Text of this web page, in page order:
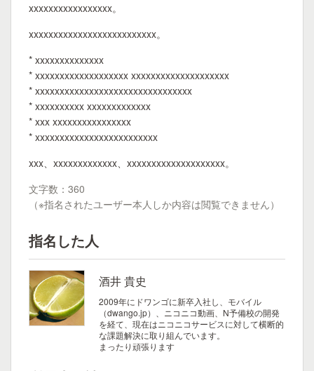
xxxxxxxxxxxxxxxxx。
xxxxxxxxxxxxxxxxxxxxxxxxxx。
* xxxxxxxxxxxxxx
* xxxxxxxxxxxxxxxxxxx xxxxxxxxxxxxxxxxxxxx
* xxxxxxxxxxxxxxxxxxxxxxxxxxxxxxxx
* xxxxxxxxxx xxxxxxxxxxxxx
* xxx xxxxxxxxxxxxxxxx
* xxxxxxxxxxxxxxxxxxxxxxxxx
xxx、xxxxxxxxxxxxx、xxxxxxxxxxxxxxxxxxxx。
文字数：360
（※指名されたユーザー本人しか内容は閲覧できません）
指名した人
酒井 貴史
2009年にドワンゴに新卒入社し、モバイル
（dwango.jp）、ニコニコ動画、N予備校の開発
を経て、現在はニコニコサービスに対して横断的
な課題解決に取り組んでいます。
まったり頑張ります